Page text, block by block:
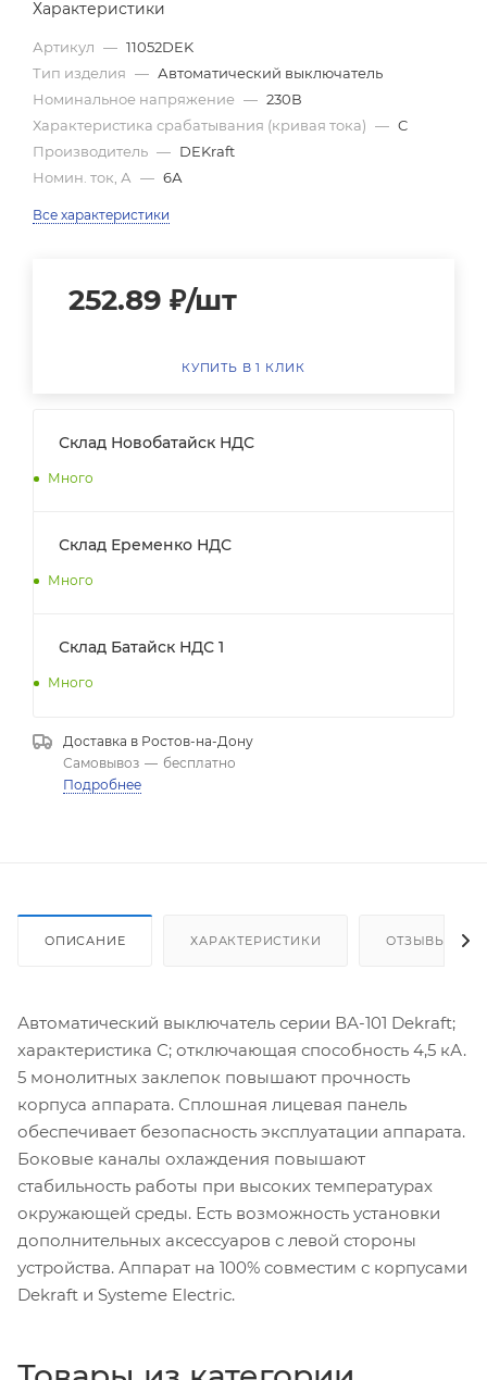
Характеристики
Артикул — 11052DEK
Тип изделия — Автоматический выключатель
Номинальное напряжение — 230В
Характеристика срабатывания (кривая тока) — C
Производитель — DEKraft
Номин. ток, А — 6А
Все характеристики
252.89 ₽/шт
КУПИТЬ В 1 КЛИК
Склад Новобатайск НДС
Много
Склад Еременко НДС
Много
Склад Батайск НДС 1
Много
Доставка в Ростов-на-Дону
Самовывоз — бесплатно
Подробнее
ОПИСАНИЕ ХАРАКТЕРИСТИКИ ОТЗЫВЫ
Автоматический выключатель серии ВА-101 Dekraft;
характеристика С; отключающая способность 4,5 кА.
5 монолитных заклепок повышают прочность
корпуса аппарата. Сплошная лицевая панель
обеспечивает безопасность эксплуатации аппарата.
Боковые каналы охлаждения повышают
стабильность работы при высоких температурах
окружающей среды. Есть возможность установки
дополнительных аксессуаров с левой стороны
устройства. Аппарат на 100% совместим с корпусами
Dekraft и Systeme Electric.